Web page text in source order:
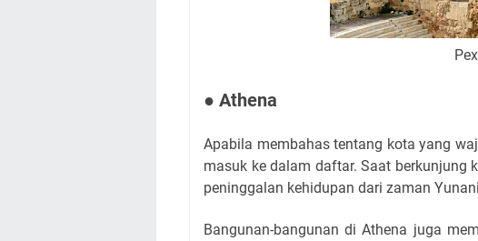
● Athena
Apabila membahas tentang kota yang
masuk ke dalam daftar. Saat berkunjung
peninggalan kehidupan dari zaman
Bangunan-bangunan di Athena juga